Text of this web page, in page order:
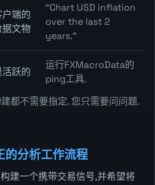
端的
文物
“Chart USD inflation
over the last 2
years.”
跃的
运行FXMacroData的
ping工具.
都不需要指定. 您只需要问问题.
的分析工作流程
建一个携带交易信号,并希望将